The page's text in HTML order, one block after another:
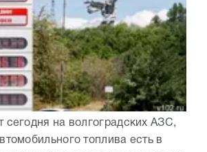
сегодня на волгоградских АЗС,
топлива есть в